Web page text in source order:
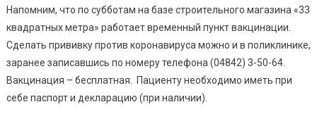
Южном
Напомним, что по субботам на базе строительного магазина «33
квадратных метра» работает временный пункт вакцинации.
Сделать прививку против коронавируса можно и в поликлинике,
заранее записавшись по номеру телефона (04842) 3-50-64.
Вакцинация – бесплатная. Пациенту необходимо иметь при
себе паспорт и декларацию (при наличии).